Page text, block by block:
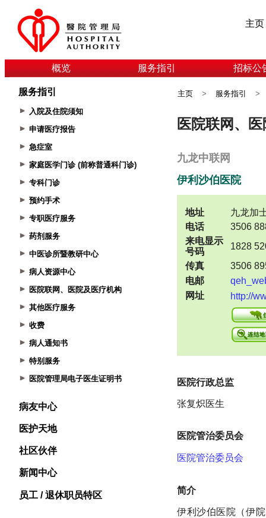
主页
概览 服务指引 招标公
服务指引
入院及住院须知
申请医疗报告
急症室
家庭医学门诊 (前称普通科门诊)
专科门诊
预约手术
专职医疗服务
药剂服务
中医诊所暨教研中心
病人资源中心
医院联网、医院及医疗机构
其他医疗服务
收费
病人通知书
特别服务
医院管理局电子医生证明书
病友中心
医护天地
社区伙伴
新闻中心
员工 / 退休职员特区
主页 > 服务指引 >